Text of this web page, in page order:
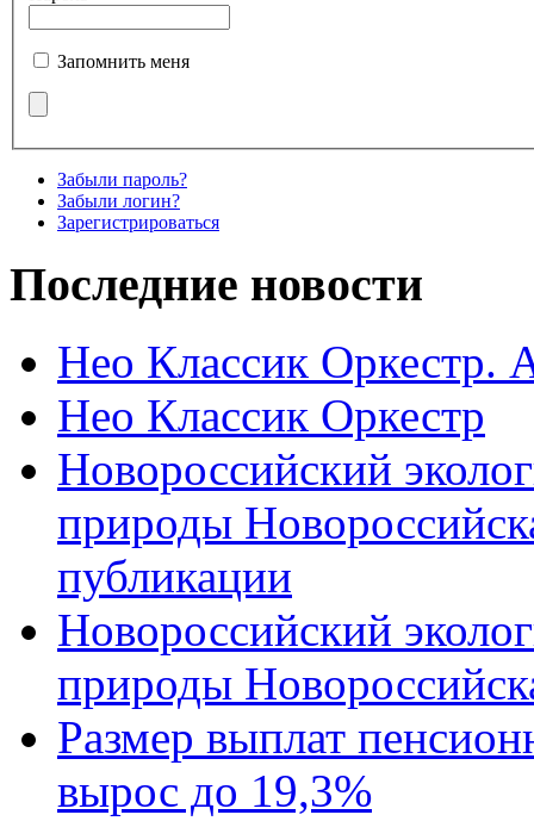
Запомнить меня
Забыли пароль?
Забыли логин?
Зарегистрироваться
Последние новости
Нео Классик Оркестр.
Нео Классик Оркестр
Новороссийский
природы
публикации
Новороссийский
природы
Размер выплат
вырос до 19,3%